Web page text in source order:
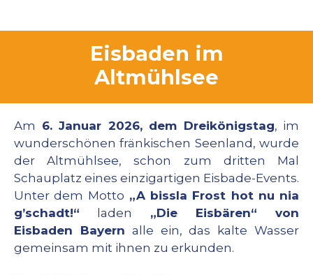
Eisbaden im
Altmühlsee
Am 6. Januar 2026, dem Dreikönigstag, im
wunderschönen fränkischen Seenland, wurde
der Altmühlsee, schon zum dritten Mal
Schauplatz eines einzigartigen Eisbade-Events.
Unter dem Motto „A bissla Frost hot nu nia
g’schadt!“ laden „Die Eisbären“ von
Eisbaden Bayern alle ein, das kalte Wasser
gemeinsam mit ihnen zu erkunden.